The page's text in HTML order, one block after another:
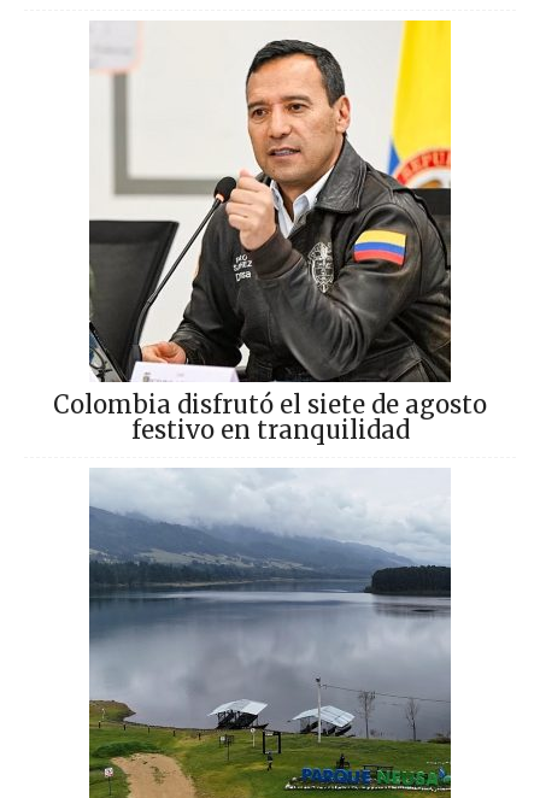
Colombia disfrutó el siete de agosto
festivo en tranquilidad